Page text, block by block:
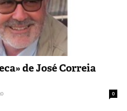
de José Correia
0